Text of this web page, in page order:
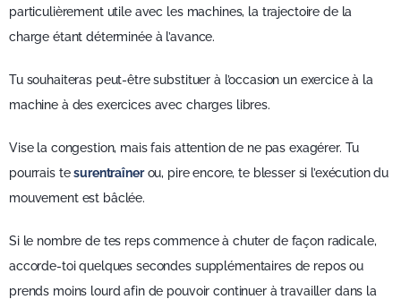
particulièrement utile avec les machines, la trajectoire de la
charge étant déterminée à l’avance.
Tu souhaiteras peut-être substituer à l’occasion un exercice à la
machine à des exercices avec charges libres.
Vise la congestion, mais fais attention de ne pas exagérer. Tu
pourrais tesurentraînerou, pire encore, te blesser si l’exécution du
mouvement est bâclée.
Si le nombre de tes reps commence à chuter de façon radicale,
accorde-toi quelques secondes supplémentaires de repos ou
prends moins lourd afin de pouvoir continuer à travailler dans la